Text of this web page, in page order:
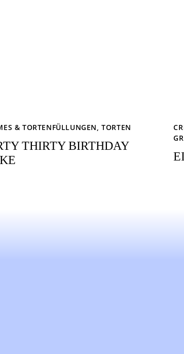
& TORTENFÜLLUNGEN,TORTEN
THIRTY BIRTHDAY